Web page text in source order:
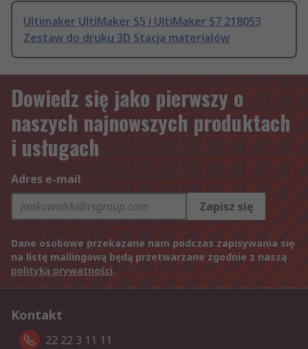
Ultimaker UltiMaker S5 i UltiMaker S7 218053
Zestaw do druku 3D Stacja materiałów
Dowiedz się jako pierwszy o
naszych najnowszych produktach
i usługach
Adres e-mail
Zapisz się
Dane osobowe przekazane nam podczas zapisywania się
na listę mailingową będą przetwarzane zgodnie z naszą
polityką prywatności.
Kontakt
22 22 3 11 11